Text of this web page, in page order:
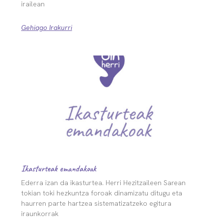
irailean
Gehiago Irakurri
Ikasturteak emandakoak
Ederra izan da ikasturtea. Herri Hezitzaileen Sarean
tokian toki hezkuntza foroak dinamizatu ditugu eta
haurren parte hartzea sistematizatzeko egitura
iraunkorrak